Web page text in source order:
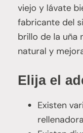
viejo y lávate
fabricante del
brillo de la uña
natural y
Elija el
Existen